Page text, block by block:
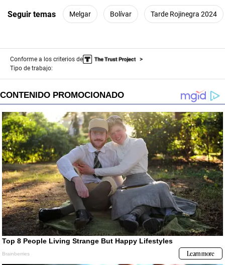
Seguir temas Melgar Bolívar Tarde Rojinegra 2024
Conforme a los criterios de
Tipo de trabajo: